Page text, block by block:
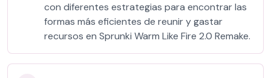
con diferentes estrategias para encontrar las
formas más eficientes de reunir y gastar
recursos en Sprunki Warm Like Fire 2.0 Remake.